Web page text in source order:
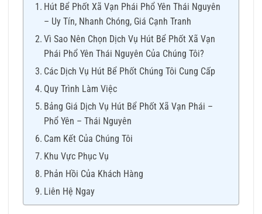
Hút Bể Phốt Xã Vạn Phái Phổ Yên Thái Nguyên
– Uy Tín, Nhanh Chóng, Giá Cạnh Tranh
Vì Sao Nên Chọn Dịch Vụ Hút Bể Phốt Xã Vạn
Phái Phổ Yên Thái Nguyên Của Chúng Tôi?
Các Dịch Vụ Hút Bể Phốt Chúng Tôi Cung Cấp
Quy Trình Làm Việc
Bảng Giá Dịch Vụ Hút Bể Phốt Xã Vạn Phái –
Phổ Yên – Thái Nguyên
Cam Kết Của Chúng Tôi
Khu Vực Phục Vụ
Phản Hồi Của Khách Hàng
Liên Hệ Ngay